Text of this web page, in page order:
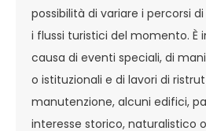
possibilità di variare i percorsi
i flussi turistici del momento. È
causa di eventi speciali, di
o istituzionali e di lavori di
manutenzione, alcuni edifici,
interesse storico, naturalistico